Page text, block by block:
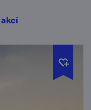
akcí